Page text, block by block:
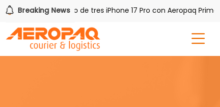
Breaking News
Gana uno de tres iPhone 17 Pro con Aeropaq Prime